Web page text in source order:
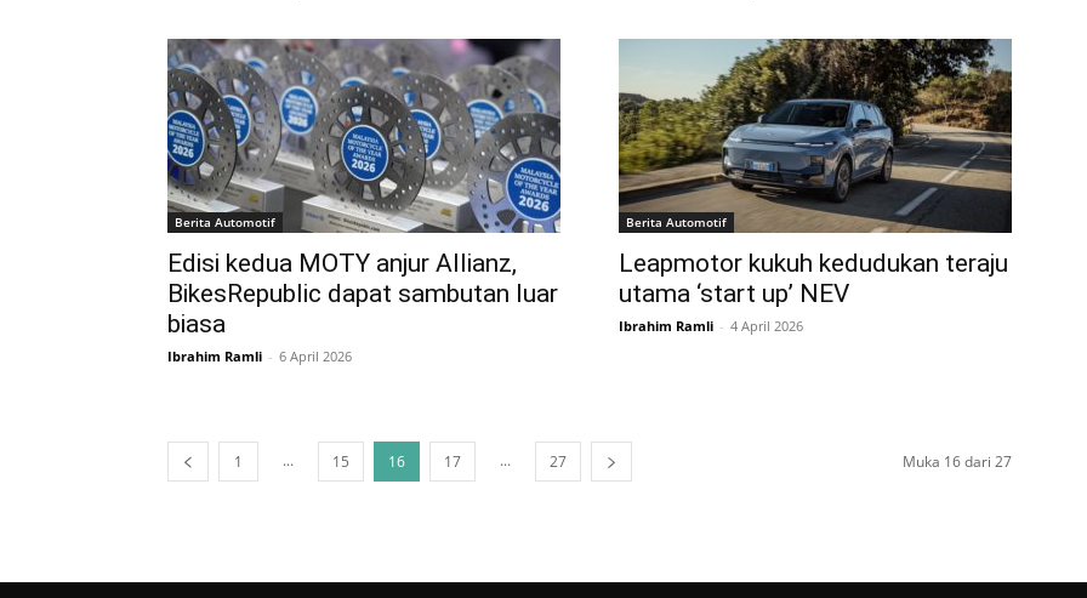
Berita Automotif
Edisi kedua MOTY anjur Allianz,
BikesRepublic dapat sambutan luar
biasa
Ibrahim Ramli - 6 April 2026
Berita Automotif
Leapmotor kukuh kedudukan teraju
utama ‘start up’ NEV
Ibrahim Ramli - 4 April 2026
1 ... 15 16 17 ... 27 Muka 16 dari 27